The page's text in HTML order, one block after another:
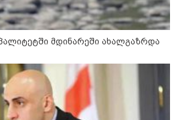
15 წლით უფროს
კაბაევას
მდინარეში ახალგაზრდა